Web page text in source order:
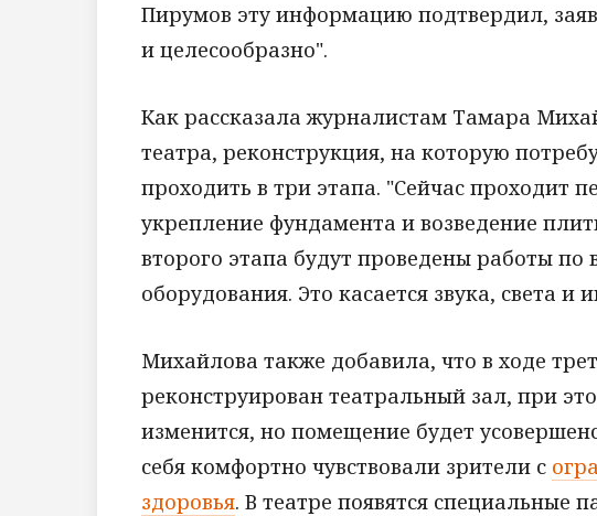
Пирумов эту информацию подтвердил,
и целесообразно".
Как рассказала журналистам Тамара
театра, реконструкция, на которую
проходить в три этапа. "Сейчас проходит
укрепление фундамента и возведение
второго этапа будут проведены работы по
оборудования. Это касается звука, света
Михайлова также добавила, что в ходе
реконструирован театральный зал, при
изменится, но помещение будет
себя комфортно чувствовали зрители с
здоровья. В театре появятся специальные